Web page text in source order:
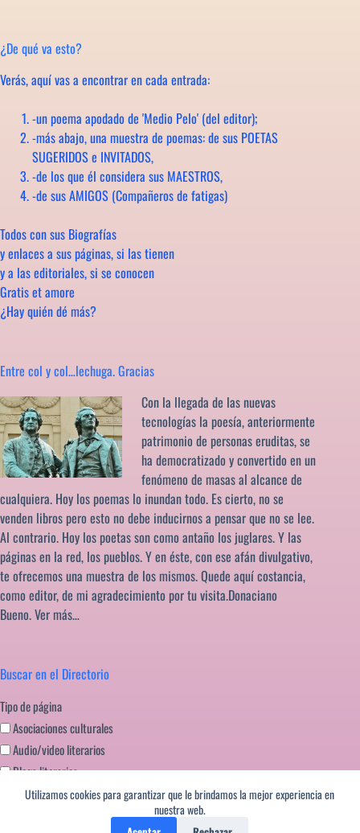
Utilizamos cookies para garantizar que le brindamos la mejor experiencia en
nuestra web.
¿De qué va esto?
Verás, aquí vas a encontrar en cada entrada:
-un poema apodado de 'Medio Pelo' (del editor);
-más abajo, una muestra de poemas: de sus POETAS
SUGERIDOS e INVITADOS,
-de los que él considera sus MAESTROS,
-de sus AMIGOS (Compañeros de fatigas)
Todos con sus Biografías
y enlaces a sus páginas, si las tienen
y a las editoriales, si se conocen
Gratis et amore
¿Hay quién dé más?
Entre col y col…lechuga. Gracias
Con la llegada de las nuevas
tecnologías la poesía, anteriormente
patrimonio de personas eruditas, se
ha democratizado y convertido en un
fenómeno de masas al alcance de
cualquiera. Hoy los poemas lo inundan todo. Es cierto, no se
venden libros pero esto no debe inducirnos a pensar que no se lee.
Al contrario. Hoy los poetas son como antaño los juglares. Y las
páginas en la red, los pueblos. Y en éste, con ese afán divulgativo,
te ofrecemos una muestra de los mismos. Quede aquí costancia,
como editor, de mi agradecimiento por tu visita.Donaciano
Bueno.Ver más…
Buscar en el Directorio
Tipo de página
Asociaciones culturales
Audio/video literarios
Blogs literarios
Editoriales literatura